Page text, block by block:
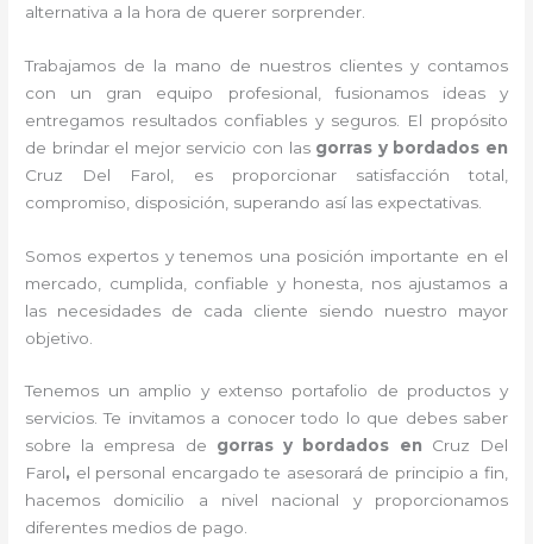
alternativa a la hora de querer sorprender.
Trabajamos de la mano de nuestros clientes y contamos
con un gran equipo profesional, fusionamos ideas y
entregamos resultados confiables y seguros. El propósito
de brindar el mejor servicio con las gorras y bordados en
Cruz Del Farol, es proporcionar satisfacción total,
compromiso, disposición, superando así las expectativas.
Somos expertos y tenemos una posición importante en el
mercado, cumplida, confiable y honesta, nos ajustamos a
las necesidades de cada cliente siendo nuestro mayor
objetivo.
Tenemos un amplio y extenso portafolio de productos y
servicios. Te invitamos a conocer todo lo que debes saber
sobre la empresa de gorras y bordados en Cruz Del
Farol, el personal encargado te asesorará de principio a fin,
hacemos domicilio a nivel nacional y proporcionamos
diferentes medios de pago.